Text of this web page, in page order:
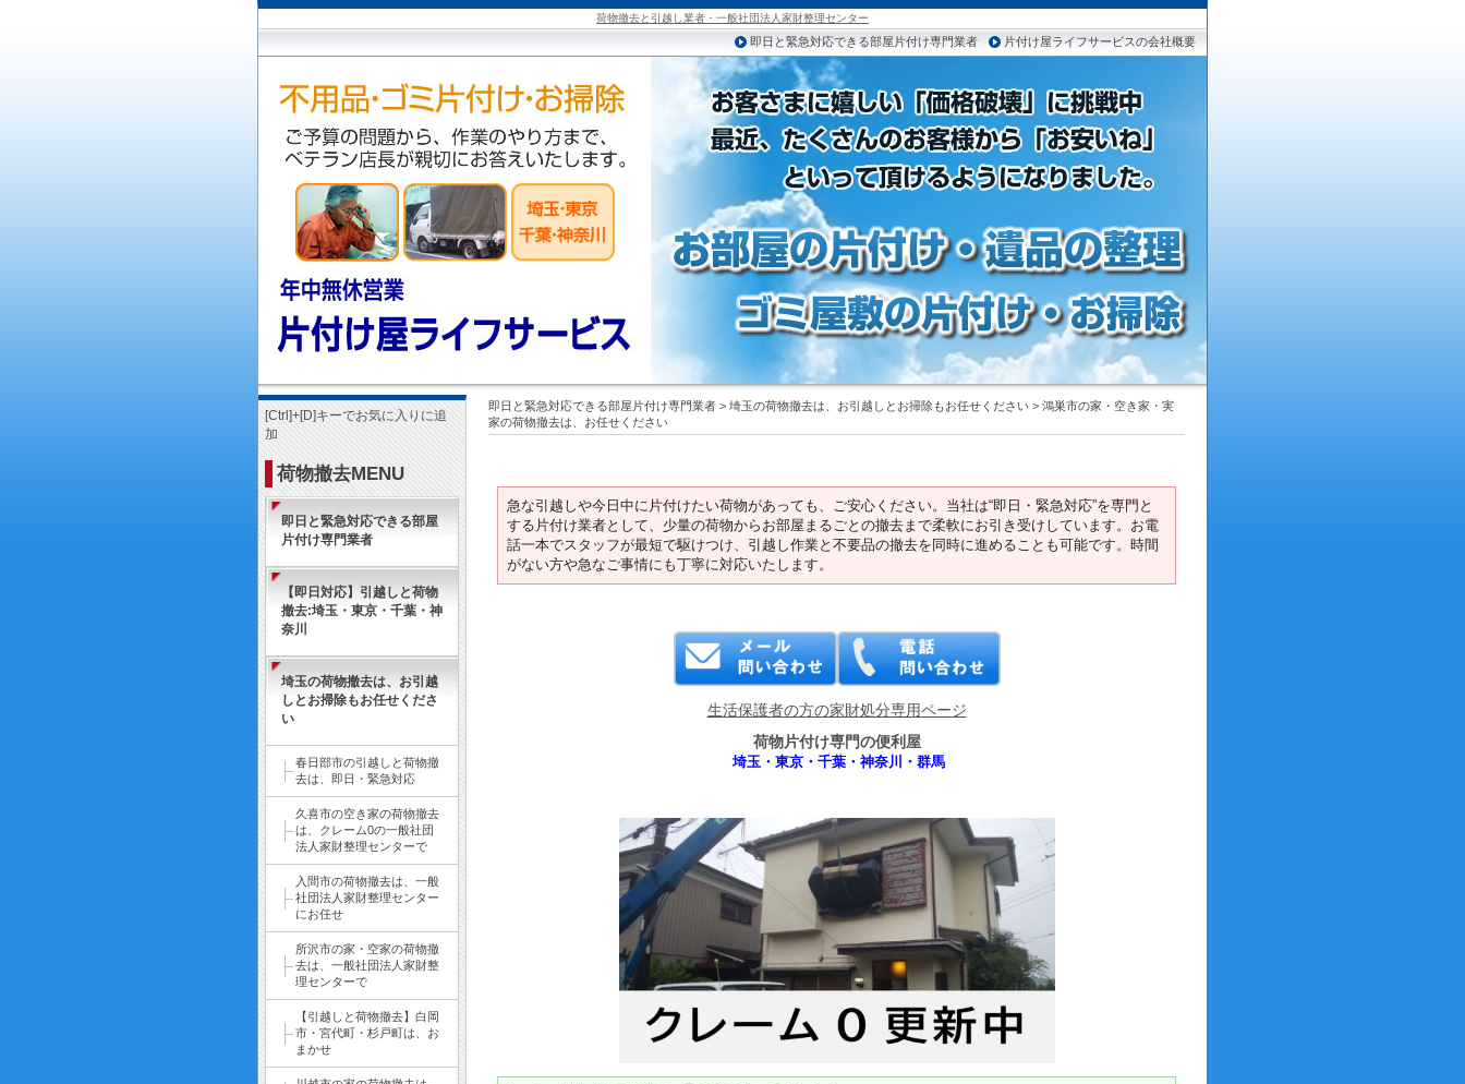
荷物撤去と引越し業者・一般社団法人家財整理センター
即日と緊急対応できる部屋片付け専門業者 片付け屋ライフサービスの会社概要
[Ctrl]+[D]キーでお気に入りに追
加
荷物撤去MENU
即日と緊急対応できる部屋
片付け専門業者
【即日対応】引越しと荷物
撤去:埼玉・東京・千葉・神
奈川
埼玉の荷物撤去は、お引越
しとお掃除もお任せくださ
い
春日部市の引越しと荷物撤
去は、即日・緊急対応
久喜市の空き家の荷物撤去
は、クレーム0の一般社団
法人家財整理センターで
入間市の荷物撤去は、一般
社団法人家財整理センター
にお任せ
所沢市の家・空家の荷物撤
去は、一般社団法人家財整
理センターで
【引越しと荷物撤去】白岡
市・宮代町・杉戸町は、お
まかせ
即日と緊急対応できる部屋片付け専門業者 > 埼玉の荷物撤去は、お引越しとお掃除もお任せください > 鴻巣市の家・空き家・実
家の荷物撤去は、お任せください
急な引越しや今日中に片付けたい荷物があっても、ご安心ください。当社は“即日・緊急対応”を専門と
する片付け業者として、少量の荷物からお部屋まるごとの撤去まで柔軟にお引き受けしています。お電
話一本でスタッフが最短で駆けつけ、引越し作業と不要品の撤去を同時に進めることも可能です。時間
がない方や急なご事情にも丁寧に対応いたします。
生活保護者の方の家財処分専用ページ
荷物片付け専門の便利屋
埼玉・東京・千葉・神奈川・群馬